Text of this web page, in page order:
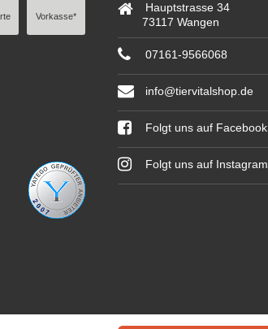
Vorkasse*
Hauptstrasse 34
73117 Wangen
07161-9566068
info@tiervitalshop.de
Folgt uns auf Facebook
Folgt uns auf Instagram